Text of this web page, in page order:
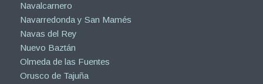
Navalcarnero
Navarredonda y San Mamés
Navas del Rey
Nuevo Baztán
Olmeda de las Fuentes
Orusco de Tajuña